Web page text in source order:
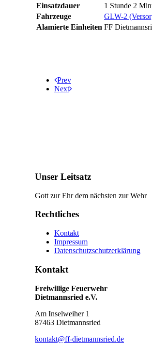
Einsatzdauer
1 Stunde 2
Fahrzeuge
GLW-2
Alamierte Einheiten FF
Prev
Next
Unser Leitsatz
Gott zur Ehr dem nächsten zur Wehr
Rechtliches
Kontakt
Impressum
Datenschutzschutzerklärung
Kontakt
Freiwillige Feuerwehr
Dietmannsried e.V.
Am Inselweiher 1
87463 Dietmannsried
kontakt@ff-dietmannsried.de